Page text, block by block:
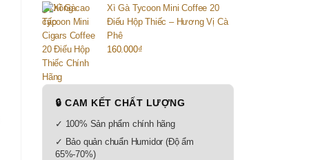
Xì Gà Tycoon Mini Coffee 20
Điếu Hộp Thiếc – Hương Vị Cà
Phê
160.000₫
🔒 CAM KẾT CHẤT LƯỢNG
✓ 100% Sản phẩm chính hãng
✓ Bảo quản chuẩn Humidor (Độ ẩm
65%-70%)